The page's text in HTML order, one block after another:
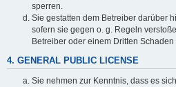
sperren.
Sie gestatten dem Betreiber darüber
sofern sie gegen o. g. Regeln
Betreiber oder einem Dritten Schaden
4. GENERAL PUBLIC LICENSE
Sie nehmen zur Kenntnis, dass es